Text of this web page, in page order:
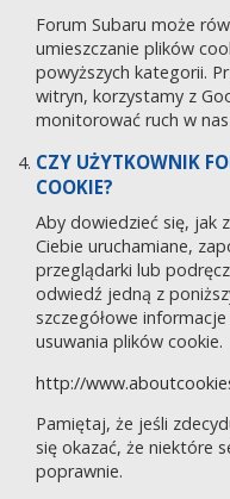
Forum Subaru może
umieszczanie plików
powyższych kategorii.
witryn, korzystamy z
monitorować ruch w
CZY UŻYTKOWNIK
COOKIE?
Aby dowiedzieć się, jak
Ciebie uruchamiane,
przeglądarki lub
odwiedź jedną z
szczegółowe
usuwania plików cookie.
http://
Pamiętaj, że jeśli
się okazać, że niektóre
poprawnie.